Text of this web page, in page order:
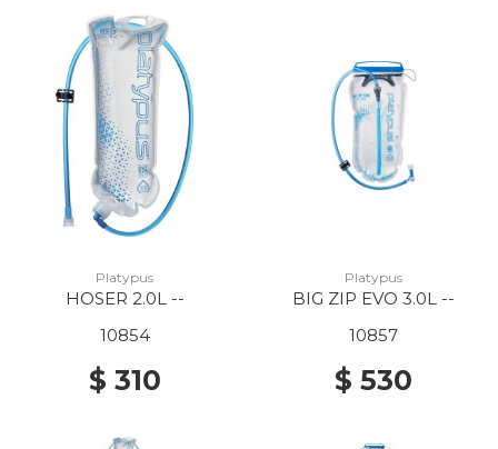
Platypus
HOSER 2.0L --
10854
$ 310
Platypus
BIG ZIP EVO 3.0L --
10857
$ 530